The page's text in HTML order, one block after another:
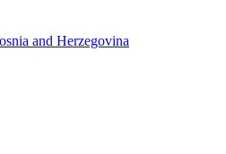
and Herzegovina